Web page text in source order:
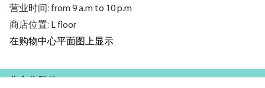
营业时间: from 9 a.m to 10 p.m
商店位置: L floor
在购物中心平面图上显示